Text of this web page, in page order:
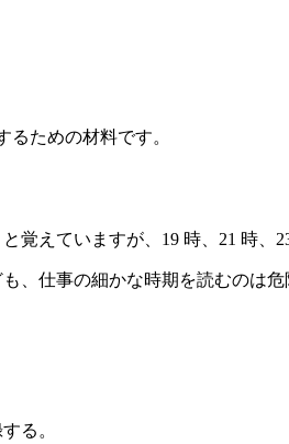
ための材料です。
えていますが、19 時、21 時、
仕事の細かな時期を読むのは
る。